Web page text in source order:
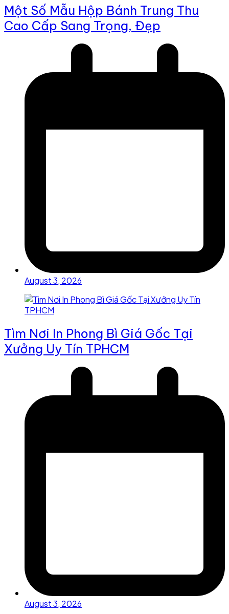
Một Số Mẫu Hộp Bánh Trung Thu
Cao Cấp Sang Trọng, Đẹp
August 3, 2026
Tìm Nơi In Phong Bì Giá Gốc Tại
Xưởng Uy Tín TPHCM
August 3, 2026